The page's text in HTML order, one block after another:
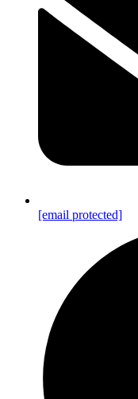
[email protected]